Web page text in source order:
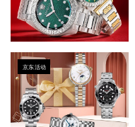
京东活动